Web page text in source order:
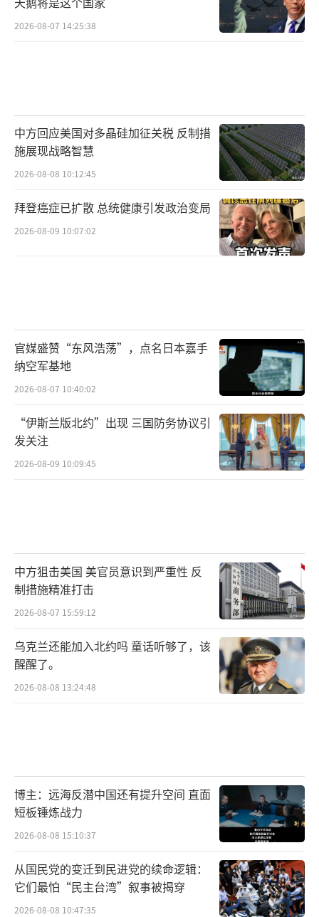
2026-08-07 14:25:38
中方回应美国对多晶硅加征关税 反制措
施展现战略智慧
2026-08-08 10:12:45
拜登癌症已扩散 总统健康引发政治变局
2026-08-09 10:07:02
官媒盛赞“东风浩荡”，点名日本嘉手
纳空军基地
2026-08-07 10:40:02
“伊斯兰版北约”出现 三国防务协议引
发关注
2026-08-09 10:09:45
中方狙击美国 美官员意识到严重性 反
制措施精准打击
2026-08-07 15:59:12
乌克兰还能加入北约吗 童话听够了，该
醒醒了。
2026-08-08 13:24:48
博主：远海反潜中国还有提升空间 直面
短板锤炼战力
2026-08-08 15:10:37
从国民党的变迁到民进党的续命逻辑：
它们最怕“民主台湾”叙事被揭穿
2026-08-08 10:47:35